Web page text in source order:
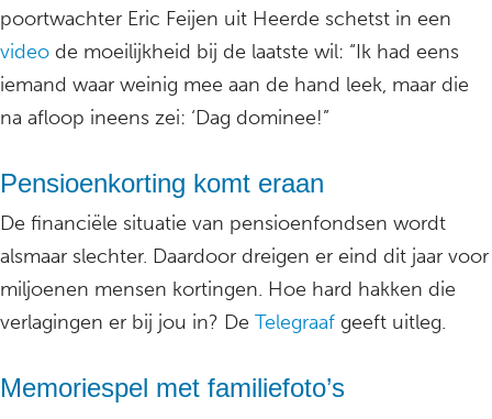
poortwachter Eric Feijen uit Heerde schetst in een
video de moeilijkheid bij de laatste wil: “Ik had eens
iemand waar weinig mee aan de hand leek, maar die
na afloop ineens zei: ‘Dag dominee!”
Pensioenkorting komt eraan
De financiële situatie van pensioenfondsen wordt
alsmaar slechter. Daardoor dreigen er eind dit jaar voor
miljoenen mensen kortingen. Hoe hard hakken die
verlagingen er bij jou in? De Telegraaf geeft uitleg.
Memoriespel met familiefoto’s